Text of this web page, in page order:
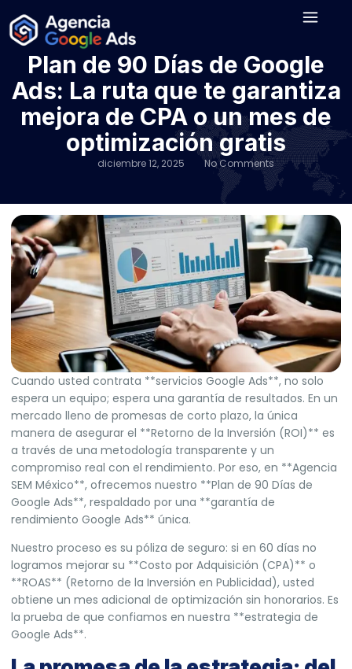
Plan de 90 Días de Google
Ads: La ruta que te garantiza
mejora de CPA o un mes de
optimización gratis
diciembre 12, 2025 No Comments
Cuando usted contrata **servicios Google Ads**, no solo
espera un equipo; espera una garantía de resultados. En un
mercado lleno de promesas de corto plazo, la única
manera de asegurar el **Retorno de la Inversión (ROI)** es
a través de una metodología transparente y un
compromiso real con el rendimiento. Por eso, en **Agencia
SEM México**, ofrecemos nuestro **Plan de 90 Días de
Google Ads**, respaldado por una **garantía de
rendimiento Google Ads** única.
Nuestro proceso es su póliza de seguro: si en 60 días no
logramos mejorar su **Costo por Adquisición (CPA)** o
**ROAS** (Retorno de la Inversión en Publicidad), usted
obtiene un mes adicional de optimización sin honorarios. Es
la prueba de que confiamos en nuestra **estrategia de
Google Ads**.